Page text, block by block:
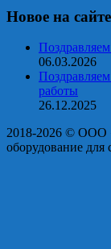
Новое на сайте
06.03.2026
работы
26.12.2025
2018-2026 ©
оборудование для